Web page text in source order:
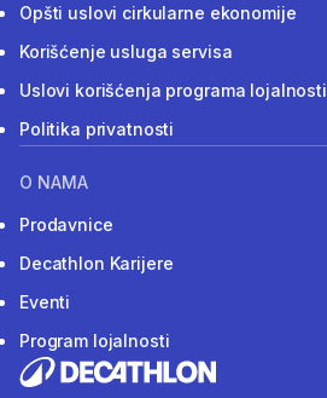
Opšti uslovi cirkularne ekonomije
Korišćenje usluga servisa
Uslovi korišćenja programa lojalnosti
Politika privatnosti
O NAMA
Prodavnice
Decathlon Karijere
Eventi
Program lojalnosti